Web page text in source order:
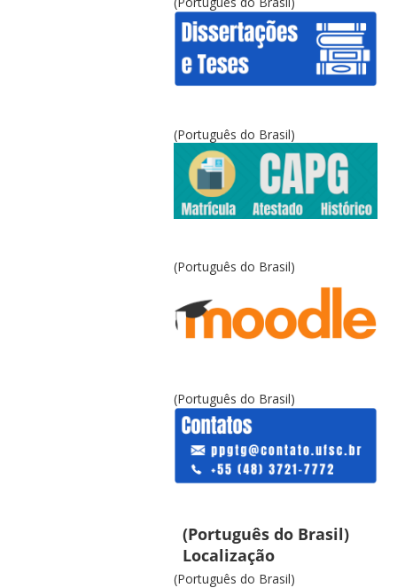
(Português do Brasil)
(Português do Brasil)
(Português do Brasil)
(Português do Brasil)
Localização
(Português do Brasil)